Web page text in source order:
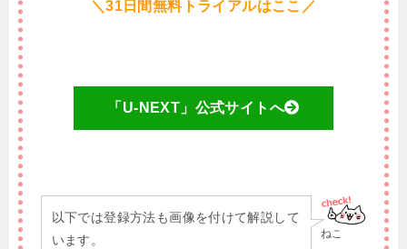
＼31日間無料トライアルはここ／
「U-NEXT」公式サイトへ
ねこ
以下では登録方法も画像を付けて解説して
います。